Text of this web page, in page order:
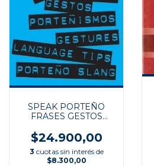
SPEAK PORTEÑO
FRASES GESTOS
$24.900,00
3 cuotas sin interés de
$8.300,00